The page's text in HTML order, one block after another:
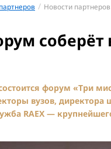
/ Новости партнеров
соберёт
форум «Три
вузов, директора
RAEX —